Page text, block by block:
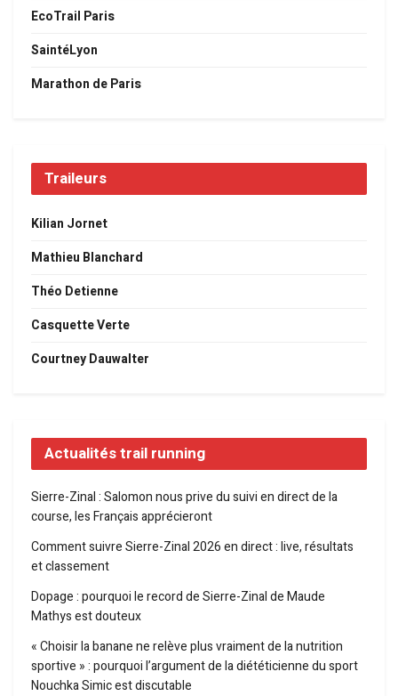
EcoTrail Paris
SaintéLyon
Marathon de Paris
Traileurs
Kilian Jornet
Mathieu Blanchard
Théo Detienne
Casquette Verte
Courtney Dauwalter
Actualités trail running
Sierre-Zinal : Salomon nous prive du suivi en direct de la
course, les Français apprécieront
Comment suivre Sierre-Zinal 2026 en direct : live, résultats
et classement
Dopage : pourquoi le record de Sierre-Zinal de Maude
Mathys est douteux
« Choisir la banane ne relève plus vraiment de la nutrition
sportive » : pourquoi l’argument de la diététicienne du sport
Nouchka Simic est discutable